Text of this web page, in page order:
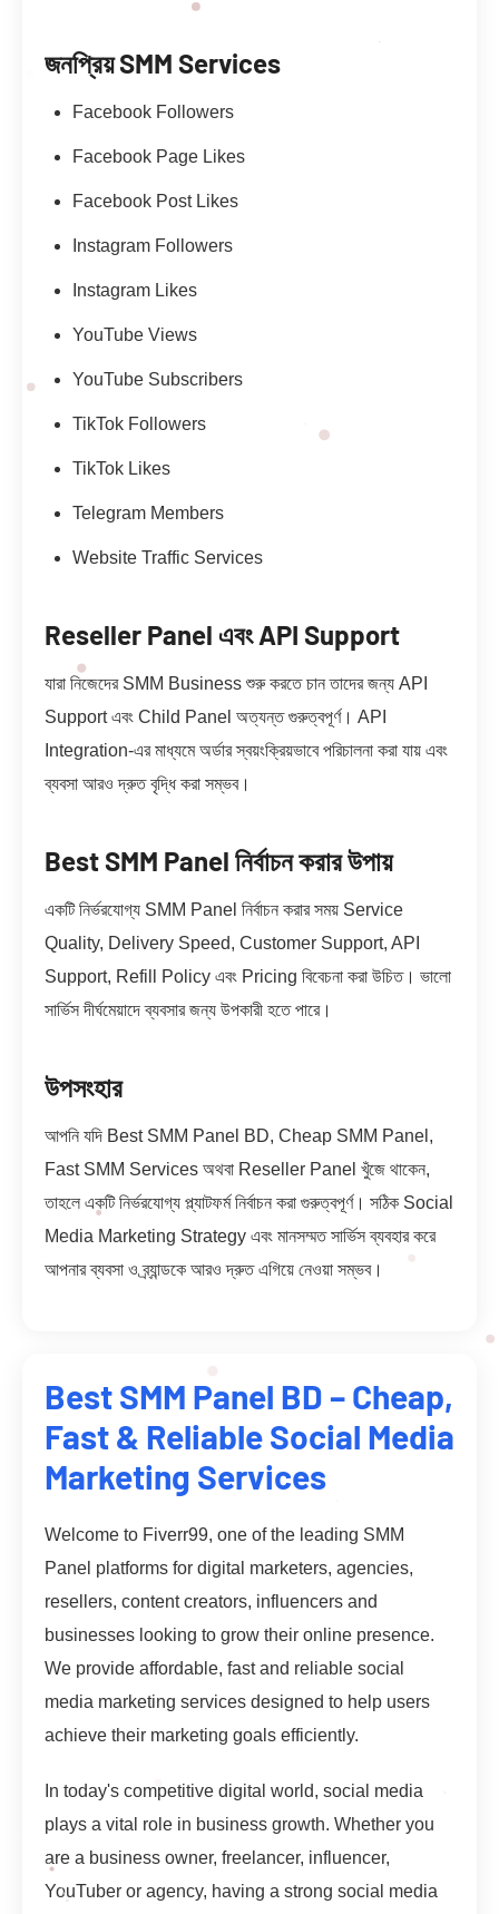
জনপ্রিয় SMM Services
Facebook Followers
Facebook Page Likes
Facebook Post Likes
Instagram Followers
Instagram Likes
YouTube Views
YouTube Subscribers
TikTok Followers
TikTok Likes
Telegram Members
Website Traffic Services
Reseller Panel এবং API Support
যারা নিজেদের SMM Business শুরু করতে চান তাদের জন্য API
Support এবং Child Panel অত্যন্ত গুরুত্বপূর্ণ। API
Integration-এর মাধ্যমে অর্ডার স্বয়ংক্রিয়ভাবে পরিচালনা করা যায় এবং
ব্যবসা আরও দ্রুত বৃদ্ধি করা সম্ভব।
Best SMM Panel নির্বাচন করার উপায়
একটি নির্ভরযোগ্য SMM Panel নির্বাচন করার সময় Service
Quality, Delivery Speed, Customer Support, API
Support, Refill Policy এবং Pricing বিবেচনা করা উচিত। ভালো
সার্ভিস দীর্ঘমেয়াদে ব্যবসার জন্য উপকারী হতে পারে।
উপসংহার
আপনি যদি Best SMM Panel BD, Cheap SMM Panel,
Fast SMM Services অথবা Reseller Panel খুঁজে থাকেন,
তাহলে একটি নির্ভরযোগ্য প্ল্যাটফর্ম নির্বাচন করা গুরুত্বপূর্ণ। সঠিক Social
Media Marketing Strategy এবং মানসম্মত সার্ভিস ব্যবহার করে
আপনার ব্যবসা ও ব্র্যান্ডকে আরও দ্রুত এগিয়ে নেওয়া সম্ভব।
Best SMM Panel BD – Cheap,
Fast & Reliable Social Media
Marketing Services
Welcome to Fiverr99, one of the leading SMM
Panel platforms for digital marketers, agencies,
resellers, content creators, influencers and
businesses looking to grow their online presence.
We provide affordable, fast and reliable social
media marketing services designed to help users
achieve their marketing goals efficiently.
In today's competitive digital world, social media
plays a vital role in business growth. Whether you
are a business owner, freelancer, influencer,
YouTuber or agency, having a strong social media